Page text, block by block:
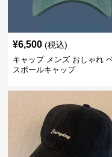
¥6,500 (税込)
キャップ メンズ おしゃれ
スボールキャップ